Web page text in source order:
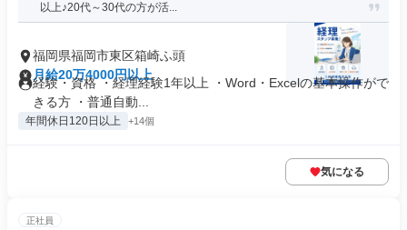
以上♪20代～30代の方が活...
福岡県福岡市東区箱崎ふ頭
月給20万4000円以上
経験・資格 ・経理経験1年以上 ・Word・Excelの基本操作がで
きる方 ・普通自動...
年間休日120日以上 +14個
気になる
正社員